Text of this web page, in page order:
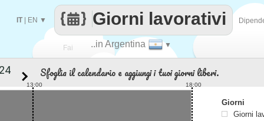
Fai ..in Argentina ▼
Giorni lavorativi
IT| EN ▼
Sfoglia il calendario e aggiungi i tuoi giorni liberi.
13:00 18:00
Giorni
Giorni